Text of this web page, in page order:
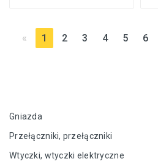
Gniazda
Przełączniki, przełączniki
Wtyczki, wtyczki elektryczne
« 1 2 3 4 5 6